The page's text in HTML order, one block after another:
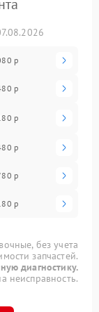
р
р
р
р
р
р
без учета
запчастей.
диагностику.
неисправность.